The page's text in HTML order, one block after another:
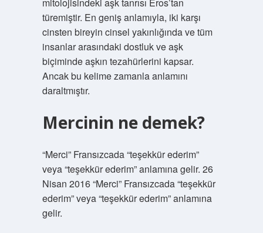
türemiştir. En geniş anlamıyla, iki karşı
cinsten bireyin cinsel yakınlığında ve tüm
insanlar arasındaki dostluk ve aşk
biçiminde aşkın tezahürlerini kapsar.
Ancak bu kelime zamanla anlamını
daraltmıştır.
Mercinin ne demek?
“Merci” Fransızcada “teşekkür ederim”
veya “teşekkür ederim” anlamına gelir. 26
Nisan 2016 “Merci” Fransızcada “teşekkür
ederim” veya “teşekkür ederim” anlamına
gelir.